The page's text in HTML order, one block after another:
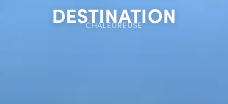
DESTINATION
SALABERRY-DE-VALLEYFIELD